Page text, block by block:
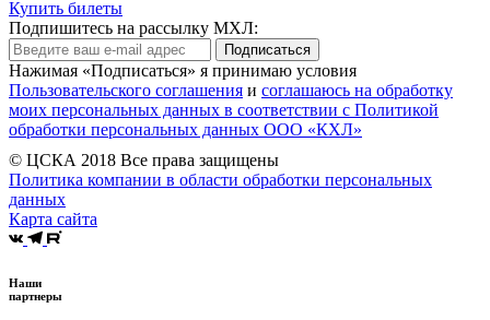
Купить билеты
Подпишитесь на рассылку МХЛ:
Подписаться
Нажимая «Подписаться» я принимаю условия
Пользовательского соглашения и соглашаюсь на обработку
моих персональных данных в соответствии с Политикой
обработки персональных данных ООО «КХЛ»
© ЦСКА 2018 Все права защищены
Политика компании в области обработки персональных
данных
Карта сайта
Наши
партнеры